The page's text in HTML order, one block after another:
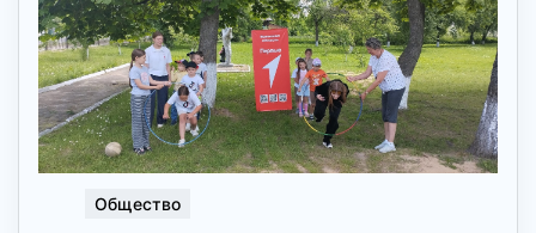
Общество